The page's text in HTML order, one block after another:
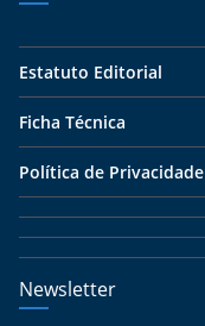
Estatuto Editorial
Ficha Técnica
Política de Privacidade
Newsletter